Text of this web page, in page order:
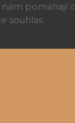
nám pomáhají
souhlas.